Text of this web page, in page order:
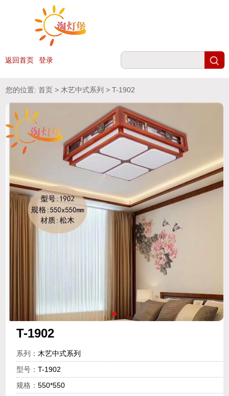
返回首页 登录
您的位置:首页 > 木艺中式系列 > T-1902
T-1902
系列： 木艺中式系列
型号： T-1902
规格： 550*550